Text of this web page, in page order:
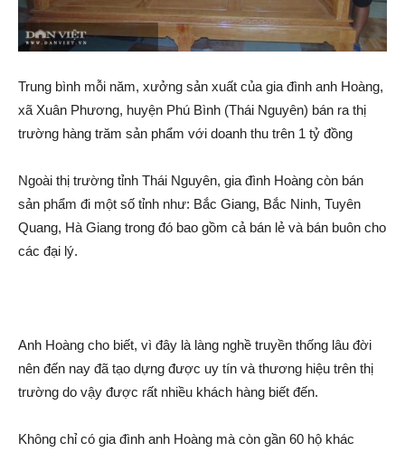
Trung bình mỗi năm, xưởng sản xuất của gia đình anh Hoàng,
xã Xuân Phương, huyện Phú Bình (Thái Nguyên) bán ra thị
trường hàng trăm sản phẩm với doanh thu trên 1 tỷ đồng
Ngoài thị trường tỉnh Thái Nguyên, gia đình Hoàng còn bán
sản phẩm đi một số tỉnh như: Bắc Giang, Bắc Ninh, Tuyên
Quang, Hà Giang trong đó bao gồm cả bán lẻ và bán buôn cho
các đại lý.
Anh Hoàng cho biết, vì đây là làng nghề truyền thống lâu đời
nên đến nay đã tạo dựng được uy tín và thương hiệu trên thị
trường do vậy được rất nhiều khách hàng biết đến.
Không chỉ có gia đình anh Hoàng mà còn gần 60 hộ khác